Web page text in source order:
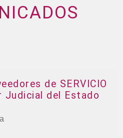
de SERVICIO
Judicial del Estado